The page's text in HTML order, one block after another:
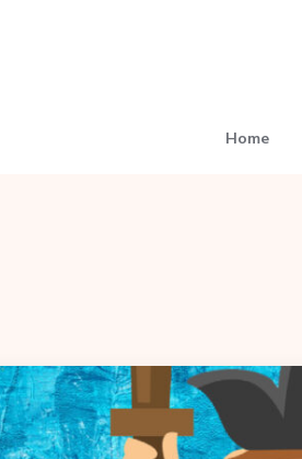
Home